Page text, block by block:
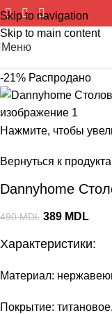
Skip to navigation
Skip to main content
Меню
-21% Распродано
Нажмите, чтобы
Вернуться к
Dannyhome
490MDL 389 MDL
Характеристики:
Материал:
Покрытие: